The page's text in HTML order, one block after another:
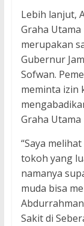
Lebih lanjut,
Graha Utama
merupakan
Gubernur
Sofwan.
meminta izin
Graha Utama
“Saya
tokoh yang
namanya
muda bisa
Sakit di